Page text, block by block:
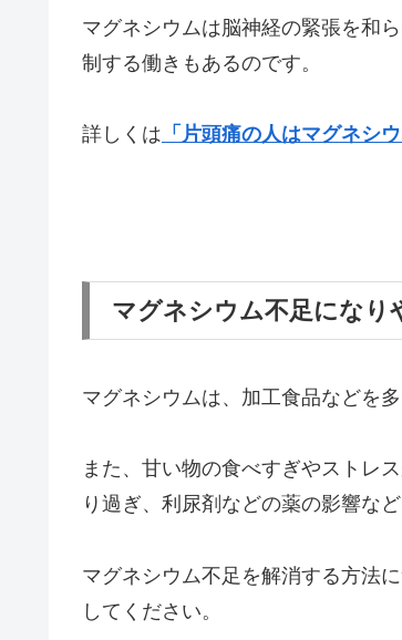
マグネシウムは脳神経の緊張を和
制する働きもあるのです。
詳しくは 「片頭痛の人はマグネシ
マグネシウム不足になり
マグネシウムは、加工食品などを
また、甘い物の食べすぎやストレ
り過ぎ、利尿剤などの薬の影響な
マグネシウム不足を解消する方法に
してください。